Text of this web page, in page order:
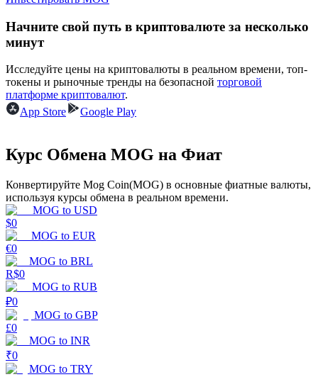
Силовая свинья
Стейкинг
Начните свой путь в криптовалюте за несколько
минут
Исследуйте цены на криптовалюты в реальном времени, топ-
токены и рыночные тренды на безопасной торговой
платформе криптовалют.
App Store
Google Play
Курс Обмена MOG на Фиат
Конвертируйте Mog Coin(MOG) в основные фиатные валюты,
используя курсы обмена в реальном времени.
MOG to USD
$0
MOG to EUR
€0
MOG to BRL
R$0
MOG to RUB
₽0
MOG to GBP
£0
MOG to INR
₹0
MOG to TRY